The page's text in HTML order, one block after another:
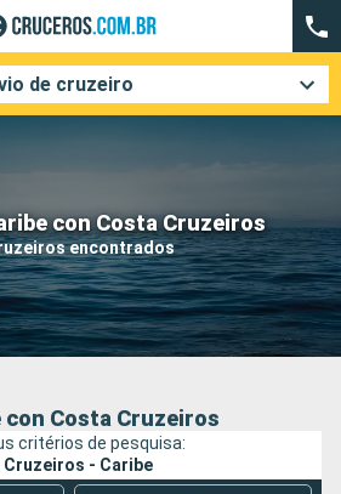
con Costa Cruzeiros
encontrados
de cruzeiro
Companhias
Costa Cruzeiros
critérios de pesquisa:
Cruzeiros - Caribe